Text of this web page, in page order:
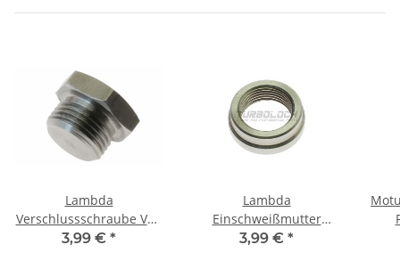
Lambda
Verschlussschraube V2A
Edelstahl M18x1,5mm
3,99 € *
Lambda
Einschweißmutter
M18x1,5mm Edelstahl
3,99 € *